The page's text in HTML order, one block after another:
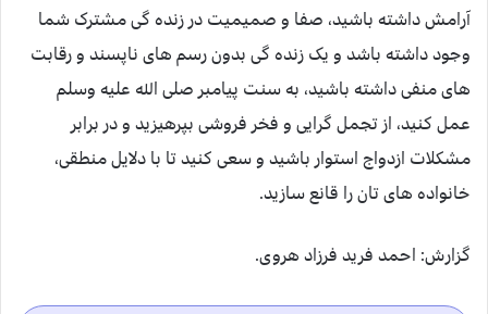
آرامش داشته باشید، صفا و صمیمیت در زنده گی مشترک شما
وجود داشته باشد و یک زنده گی بدون رسم های ناپسند و رقابت
های منفی داشته باشید، به سنت پیامبر صلی الله علیه وسلم
عمل کنید، از تجمل گرایی و فخر فروشی بپرهیزید و در برابر
مشکلات ازدواج استوار باشید و سعی کنید تا با دلایل منطقی،
خانواده های تان را قانع سازید.
گزارش: احمد فرید فرزاد هروی.